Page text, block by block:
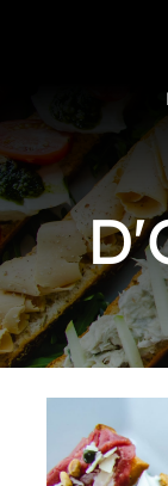
VIDEOS
AMBIENTE
NORMAS ISO
CONTACTO